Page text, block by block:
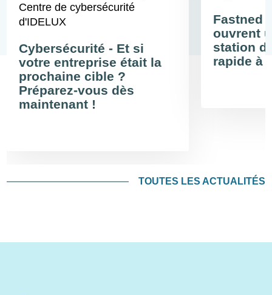
Centre de cybersécurité
d'IDELUX
Cybersécurité - Et si
votre entreprise était la
prochaine cible ?
Préparez-vous dès
maintenant !
Fastned
ouvrent
station
rapide à
TOUTES LES ACTUALITÉS